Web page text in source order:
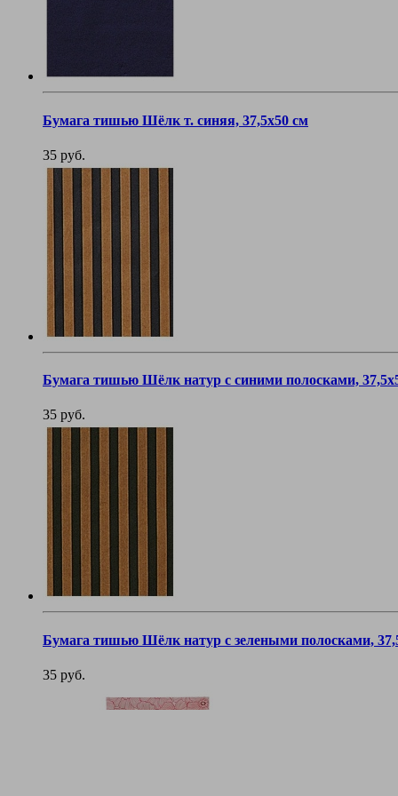
Бумага тишью Шёлк т. синяя, 37,5х50 см
35 руб.
Бумага тишью Шёлк натур с синими полосками,
35 руб.
Бумага тишью Шёлк натур с зелеными полосками,
35 руб.